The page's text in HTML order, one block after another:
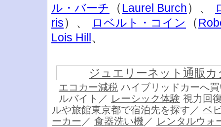
ル・バーチ
（Laurel Burch）、
ris）、 ロベルト・コイン （
Lois Hill、
ジュエリーネット通販
エコカー減税 ハイブリッドカーへ
ルバイト／ レーシック体験 視力回
ルや旅館東京都で宿泊先を探す／ ベ
ーカー ／ 食器洗い機 ／ レンタルウォ